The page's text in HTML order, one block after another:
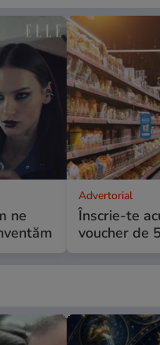
ne
Advertorial
Înscrie-te
voucher de